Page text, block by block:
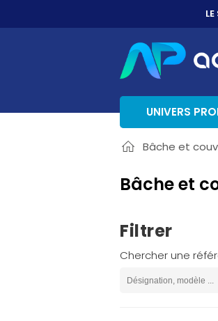
UNIVERS
Bâche et
Bâche et
Filtrer
Chercher une